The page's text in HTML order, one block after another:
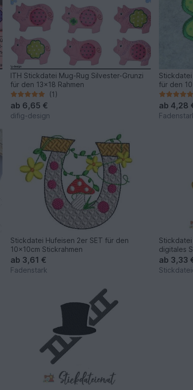
ITH Stickdatei Mug-Rug Silvester-Grunzi
für den 13x18 Rahmen
(1)
ab 6,65 €
difig-design
für den
ab4,28
Stickdatei Hufeisen 2er SET für den
10x10cm Stickrahmen
ab 3,61 €
Fadenstark
digitales
ab 3,33